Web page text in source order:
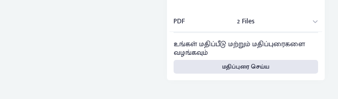
PDF 2 Files
உங்கள் மதிப்பீடு மற்றும் மதிப்புரைகளை
வழங்கவும்
மதிப்புரை செய்ய